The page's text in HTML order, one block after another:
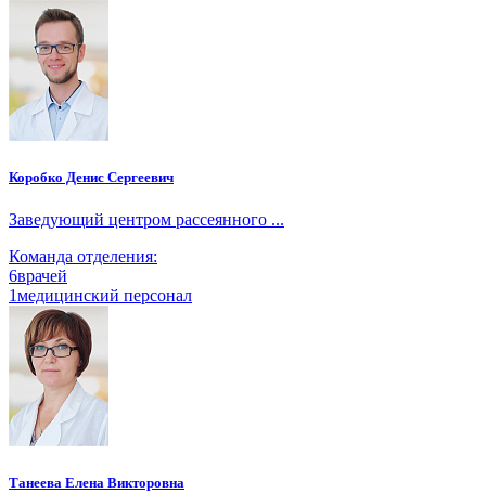
Коробко Денис Сергеевич
Заведующий центром рассеянного ...
Команда отделения:
6врачей
1медицинский персонал
Танеева Елена Викторовна